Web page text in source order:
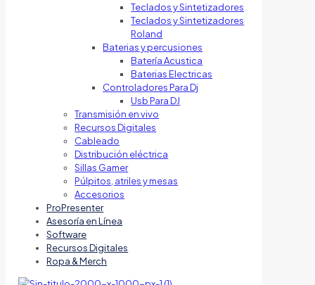
Teclados y Sintetizadores
Teclados y Sintetizadores
Roland
Baterias y percusiones
Batería Acustica
Baterias Electricas
Controladores Para Dj
Usb Para DJ
Transmisión en vivo
Recursos Digitales
Cableado
Distribución eléctrica
Sillas Gamer
Púlpitos, atriles y mesas
Accesorios
ProPresenter
Asesoría en Línea
Software
Recursos Digitales
Ropa & Merch